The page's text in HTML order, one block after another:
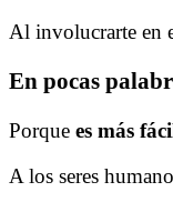
Al involucrarte en
En pocas
Porque es más
A los seres